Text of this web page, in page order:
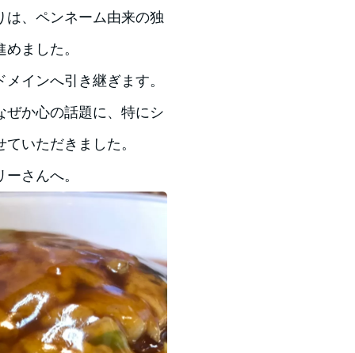
は、ペンネーム由来の独
ました。
インへ引き継ぎます。
ぜか心の話題に、特にシ
いただきました。
さんへ。